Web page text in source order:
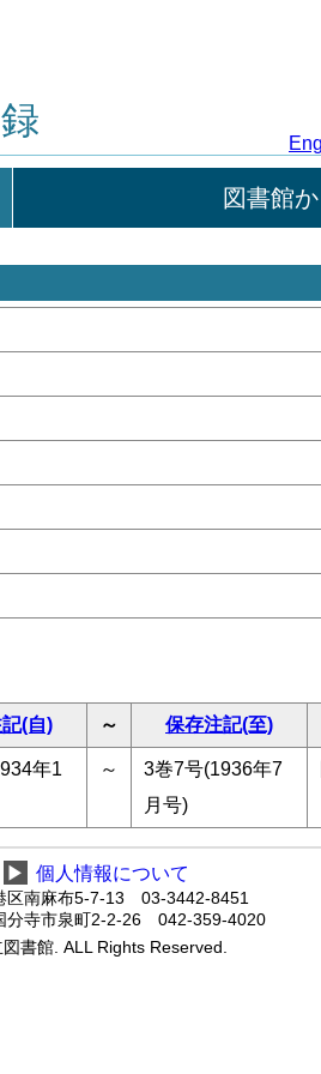
図書館
(自) ～ 保存注記(至)
年1
～
3巻7号(1936年7
月号)
▶ 個人情報について
南麻布5-7-13 03-3442-8451
寺市泉町2-2-26 042-359-4020
書館. ALL Rights Reserved.